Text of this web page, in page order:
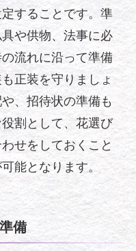
することです。準
や供物、法事に必
流れに沿って準備
正装を守りましょ
、招待状の準備も
割として、花選び
せをしておくこと
能となります。
備